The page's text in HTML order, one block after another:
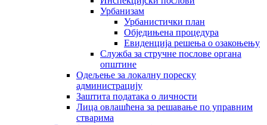
Урбанизам
Урбанистички план
Обједињена процедура
Евиденција решења о озакоњењу
Служба за стручне послове органа
општине
Одељење за локалну пореску
администрацију
Заштита података о личности
Лица овлашћена за решавање по управним
стварима